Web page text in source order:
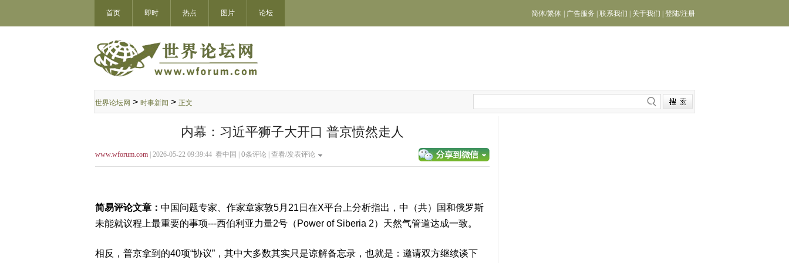
首页 即时 热点 图片 论坛 简体/繁体 广告服务 联系我们 关于我们 登陆/注册
世界论坛网 > 时事新闻 > 正文
内幕：习近平狮子大开口 普京愤然走人
www.wforum.com | 2026-05-22 09:39:44 看中国 | 0条评论 | 查看/发表评论
简易评论文章： 中国问题专家、作家章家敦5月21日在X平台上分析指出，中（共）国和俄罗斯
未能就议程上最重要的事项---西伯利亚力量2号（Power of Siberia 2）天然气管道达成一致。
相反，普京拿到的40项“协议”，其中大多数其实只是谅解备忘录，也就是：邀请双方继续谈下